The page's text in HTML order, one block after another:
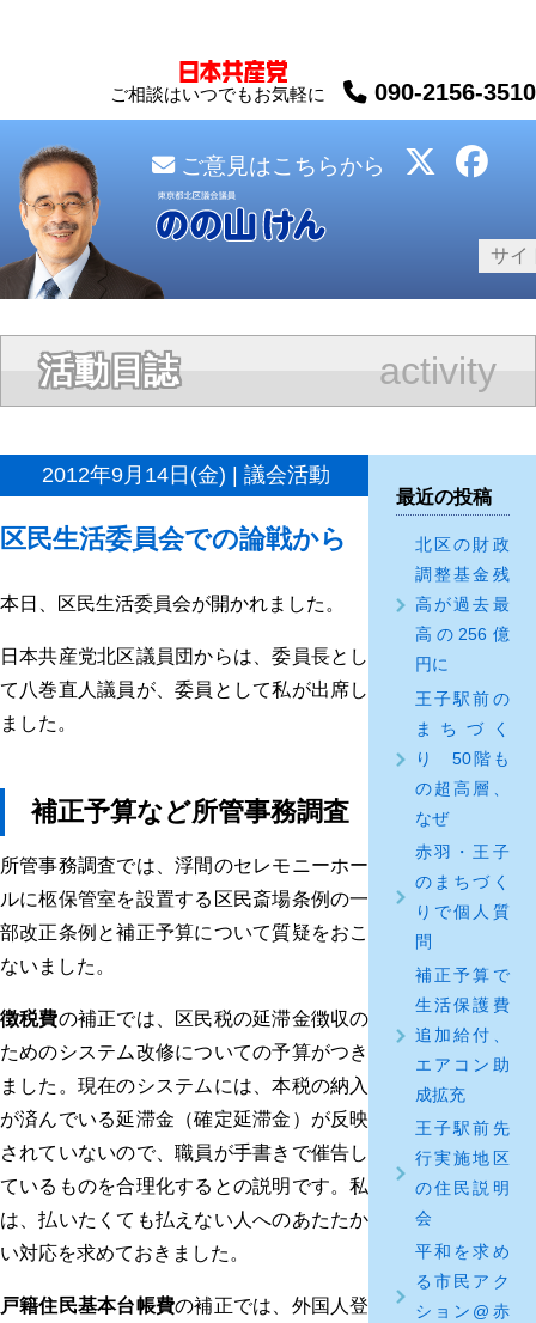
ご相談はいつでもお気軽に 090-2156-3510
ご意見はこちらから
活動日誌 activity
2012年9月14日(金) | 議会活動
区民生活委員会での論戦から
本日、区民生活委員会が開かれました。
日本共産党北区議員団からは、委員長とし
て八巻直人議員が、委員として私が出席し
ました。
補正予算など所管事務調査
所管事務調査では、浮間のセレモニーホー
ルに柩保管室を設置する区民斎場条例の一
部改正条例と補正予算について質疑をおこ
ないました。
徴税費の補正では、区民税の延滞金徴収の
ためのシステム改修についての予算がつき
ました。現在のシステムには、本税の納入
が済んでいる延滞金（確定延滞金）が反映
されていないので、職員が手書きで催告し
ているものを合理化するとの説明です。私
は、払いたくても払えない人へのあたたか
い対応を求めておきました。
戸籍住民基本台帳費の補正では、外国人登
最近の投稿
北区の財政
調整基金残
高が過去最
高の256億
円に
王子駅前の
まちづく
り 50階も
の超高層、
なぜ
赤羽・王子
のまちづく
りで個人質
問
補正予算で
生活保護費
追加給付、
エアコン助
成拡充
王子駅前先
行実施地区
の住民説明
会
平和を求め
る市民アク
ション@赤